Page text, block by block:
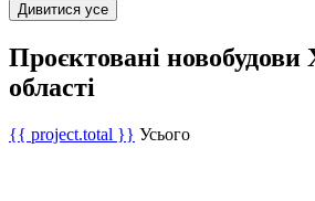
Дивитися усе
Проєктовані новобудови
області
{{ project.total }} Усього